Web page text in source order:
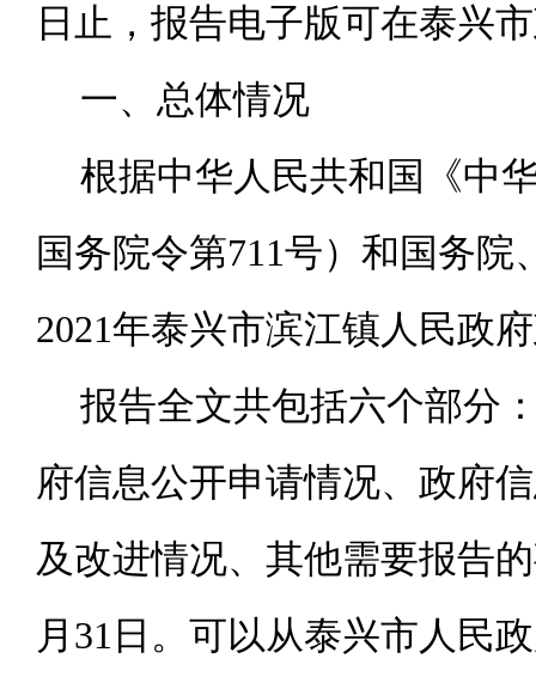
日止，报告电子版可在泰兴
一、总体情况
根据中华人民共和国《中
国务院令第711号）和国务
2021年泰兴市滨江镇人民政
报告全文共包括六个部分
府信息公开申请情况、政府
及改进情况、其他需要报告
月31日。可以从泰兴市人民